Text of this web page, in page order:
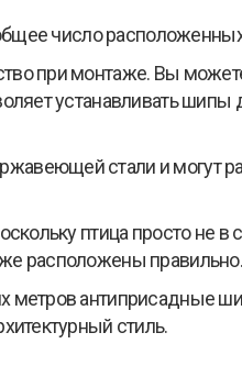
число
при монтаже. Вы
устанавливать
стали и могут
птица просто не в
расположены правильно.
метров антиприсадные
стиль.